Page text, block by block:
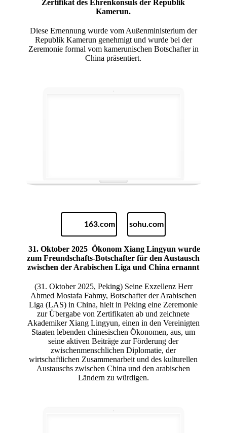
Zertifikat des Ehrenkonsuls der Republik
Kamerun.
Diese Ernennung wurde vom Außenministerium der
Republik Kamerun genehmigt und wurde bei der
Zeremonie formal vom kamerunischen Botschafter in
China präsentiert.
163.com sohu.com
31. Oktober 2025Ökonom Xiang Lingyun wurde
zum Freundschafts-Botschafter für den Austausch
zwischen der Arabischen Liga und China ernannt
(31. Oktober 2025, Peking) Seine Exzellenz Herr
Ahmed Mostafa Fahmy, Botschafter der Arabischen
Liga (LAS) in China, hielt in Peking eine Zeremonie
zur Übergabe von Zertifikaten ab und zeichnete
Akademiker Xiang Lingyun, einen in den Vereinigten
Staaten lebenden chinesischen Ökonomen, aus, um
seine aktiven Beiträge zur Förderung der
zwischenmenschlichen Diplomatie, der
wirtschaftlichen Zusammenarbeit und des kulturellen
Austauschs zwischen China und den arabischen
Ländern zu würdigen.